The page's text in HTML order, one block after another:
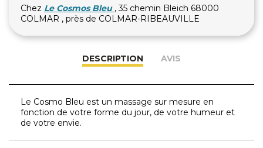
Chez Le Cosmos Bleu , 35 chemin Bleich 68000
COLMAR , près de COLMAR-RIBEAUVILLE
DESCRIPTION AVIS
Le Cosmo Bleu est un massage sur mesure en
fonction de votre forme du jour, de votre humeur et
de votre envie.